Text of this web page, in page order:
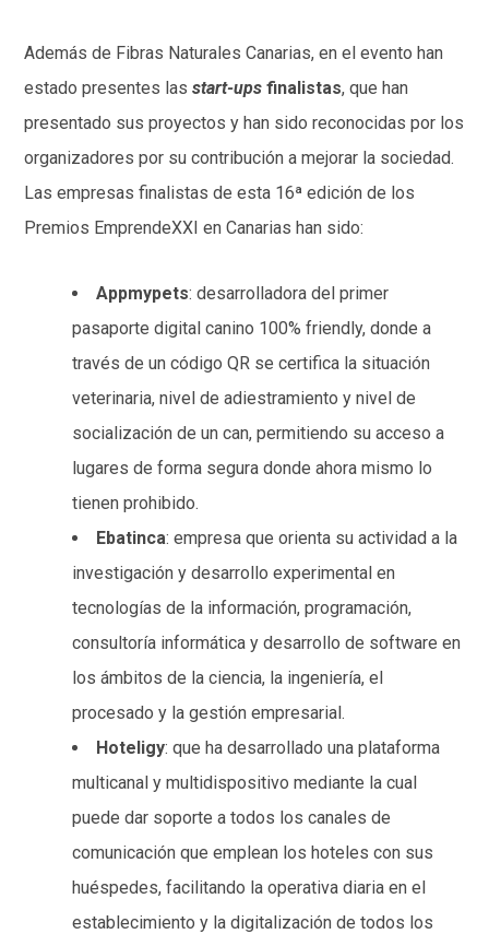
Además de Fibras Naturales Canarias, en el evento han
estado presentes lasstart-ups finalistas, que han
presentado sus proyectos y han sido reconocidas por los
organizadores por su contribución a mejorar la sociedad.
Las empresas finalistas de esta 16ª edición de los
Premios EmprendeXXI en Canarias han sido:
Appmypets: desarrolladora del primer
pasaporte digital canino 100% friendly, donde a
través de un código QR se certifica la situación
veterinaria, nivel de adiestramiento y nivel de
socialización de un can, permitiendo su acceso a
lugares de forma segura donde ahora mismo lo
tienen prohibido.
Ebatinca: empresa que orienta su actividad a la
investigación y desarrollo experimental en
tecnologías de la información, programación,
consultoría informática y desarrollo de software en
los ámbitos de la ciencia, la ingeniería, el
procesado y la gestión empresarial.
Hoteligy: que ha desarrollado una plataforma
multicanal y multidispositivo mediante la cual
puede dar soporte a todos los canales de
comunicación que emplean los hoteles con sus
huéspedes, facilitando la operativa diaria en el
establecimiento y la digitalización de todos los